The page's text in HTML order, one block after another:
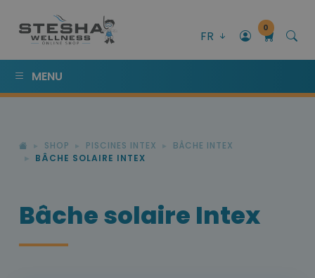
FR
0
MENU
SHOP PISCINES INTEX
BÂCHE INTEX
BÂCHE SOLAIRE INTEX
Bâche solaire Intex